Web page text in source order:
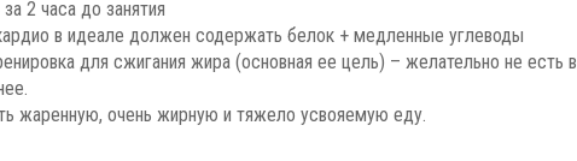
2 часа до занятия
в идеале должен содержать белок + медленные углеводы
для сжигания жира (основная ее цель) – желательно не есть в
жаренную, очень жирную и тяжело усвояемую еду.